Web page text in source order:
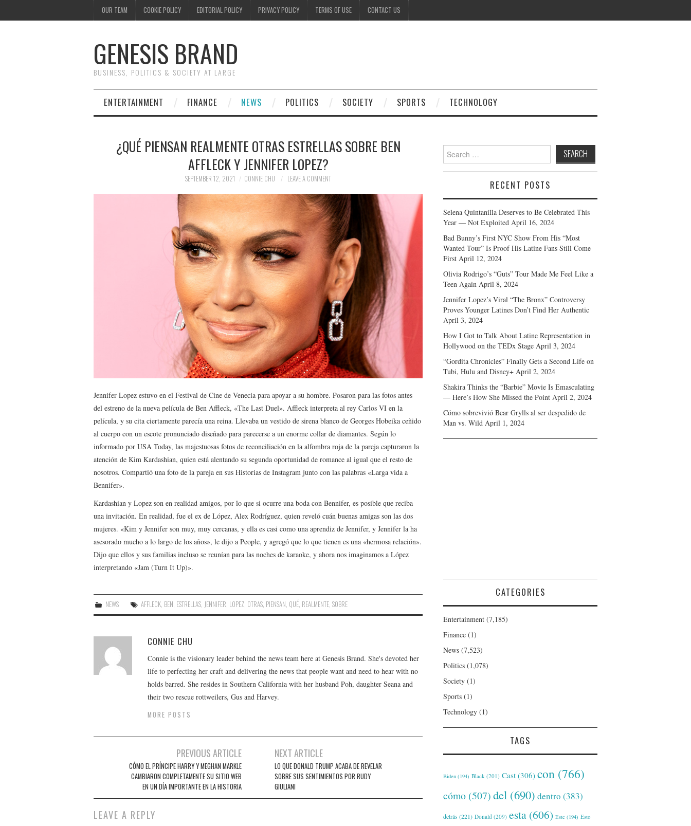
OUR TEAM COOKIE POLICY EDITORIAL POLICY PRIVACY POLICY TERMS OF USE CONTACT US
GENESIS BRAND
BUSINESS, POLITICS & SOCIETY AT LARGE
ENTERTAINMENT FINANCE NEWS POLITICS SOCIETY SPORTS TECHNOLOGY
¿QUÉ PIENSAN REALMENTE OTRAS ESTRELLAS SOBRE BEN
AFFLECK Y JENNIFER LOPEZ?
SEPTEMBER 12, 2021 CONNIE CHU LEAVE A COMMENT
Jennifer Lopez estuvo en el Festival de Cine de Venecia para apoyar a su hombre. Posaron para las fotos antes
del estreno de la nueva película de Ben Affleck, «The Last Duel». Affleck interpreta al rey Carlos VI en la
película, y su cita ciertamente parecía una reina. Llevaba un vestido de sirena blanco de Georges Hobeika ceñido
al cuerpo con un escote pronunciado diseñado para parecerse a un enorme collar de diamantes. Según lo
informado por USA Today, las majestuosas fotos de reconciliación en la alfombra roja de la pareja capturaron la
atención de Kim Kardashian, quien está alentando su segunda oportunidad de romance al igual que el resto de
nosotros. Compartió una foto de la pareja en sus Historias de Instagram junto con las palabras «Larga vida a
Bennifer».
Kardashian y Lopez son en realidad amigos, por lo que si ocurre una boda con Bennifer, es posible que reciba
una invitación. En realidad, fue el ex de López, Alex Rodríguez, quien reveló cuán buenas amigas son las dos
mujeres. «Kim y Jennifer son muy, muy cercanas, y ella es casi como una aprendiz de Jennifer, y Jennifer la ha
asesorado mucho a lo largo de los años», le dijo a People, y agregó que lo que tienen es una «hermosa relación».
Dijo que ellos y sus familias incluso se reunían para las noches de karaoke, y ahora nos imaginamos a López
interpretando «Jam (Turn It Up)».
NEWS AFFLECK, BEN, ESTRELLAS, JENNIFER, LOPEZ, OTRAS, PIENSAN, QUÉ, REALMENTE,SOBRE
CONNIE CHU
Connie is the visionary leader behind the news team here at Genesis Brand. She's devoted her
life to perfecting her craft and delivering the news that people want and need to hear with no
holds barred. She resides in Southern California with her husband Poh, daughter Seana and
their two rescue rottweilers, Gus and Harvey.
MORE POSTS
navigation
PREVIOUS ARTICLE
CÓMO EL PRÍNCIPE HARRY Y MEGHAN MARKLE
CAMBIARON COMPLETAMENTE SU SITIO WEB
EN UN DÍA IMPORTANTE EN LA HISTORIA
NEXT ARTICLE
LO QUE DONALD TRUMP ACABA DE REVELAR
SOBRE SUS SENTIMIENTOS POR RUDY
GIULIANI
LEAVE A REPLY
Search
for:
RECENT POSTS
Selena Quintanilla Deserves to Be Celebrated This
Year — Not Exploited April 16, 2024
Bad Bunny’s First NYC Show From His “Most
Wanted Tour” Is Proof His Latine Fans Still Come
First April 12, 2024
Olivia Rodrigo’s “Guts” Tour Made Me Feel Like a
Teen Again April 8, 2024
Jennifer Lopez’s Viral “The Bronx” Controversy
Proves Younger Latines Don’t Find Her Authentic
April 3, 2024
How I Got to Talk About Latine Representation in
Hollywood on the TEDx Stage April 3, 2024
“Gordita Chronicles” Finally Gets a Second Life on
Tubi, Hulu and Disney+ April 2, 2024
Shakira Thinks the “Barbie” Movie Is Emasculating
— Here’s How She Missed the Point April 2, 2024
Cómo sobrevivió Bear Grylls al ser despedido de
Man vs. Wild April 1, 2024
CATEGORIES
Entertainment (7,185)
Finance (1)
News (7,523)
Politics (1,078)
Society (1)
Sports (1)
Technology (1)
TAGS
Biden (194) Black (201) Cast (306) con (766)
cómo (507)del (690) dentro (383)
detrás (221) Donald (209) esta (606) Este (194) Esto